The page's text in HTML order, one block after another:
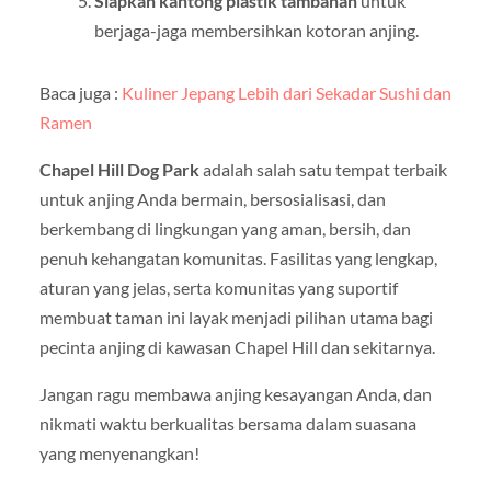
berjaga-jaga membersihkan kotoran anjing.
Baca juga : Kuliner Jepang Lebih dari Sekadar Sushi dan
Ramen
Chapel Hill Dog Parkadalah salah satu tempat terbaik
untuk anjing Anda bermain, bersosialisasi, dan
berkembang di lingkungan yang aman, bersih, dan
penuh kehangatan komunitas. Fasilitas yang lengkap,
aturan yang jelas, serta komunitas yang suportif
membuat taman ini layak menjadi pilihan utama bagi
pecinta anjing di kawasan Chapel Hill dan sekitarnya.
Jangan ragu membawa anjing kesayangan Anda, dan
nikmati waktu berkualitas bersama dalam suasana
yang menyenangkan!